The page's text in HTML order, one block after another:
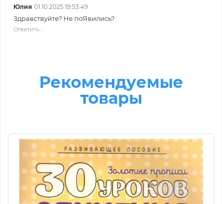
Юлия 01.10.2025 19:53:49
Здравствуйте? Не поЯвились?
Ответить
Рекомендуемые
товары